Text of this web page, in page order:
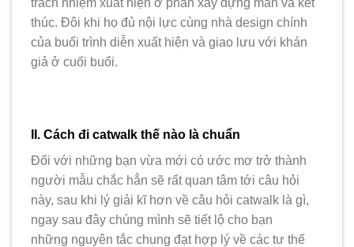
trách nhiệm xuất hiện ở phần xây dựng màn và kết
thúc. Đôi khi họ đủ nội lực cùng nhà design chính
của buổi trình diễn xuất hiện và giao lưu với khán
giả ở cuối buổi.
II. Cách đi catwalk thế nào là chuẩn
Đối với những bạn vừa mới có ước mơ trở thành
người mẫu chắc hẳn sẽ rất quan tâm tới câu hỏi
này, sau khi lý giải kĩ hơn về câu hỏi catwalk là gì,
ngay sau đây chúng mình sẽ tiết lộ cho bạn
những nguyên tắc chung đạt hợp lý về các tư thế